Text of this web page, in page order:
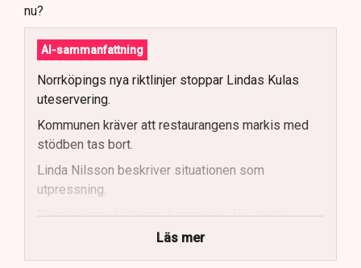
nu?
AI-sammanfattning
Norrköpings nya riktlinjer stoppar Lindas Kulas
uteservering.
Kommunen kräver att restaurangens markis med
stödben tas bort.
Linda Nilsson beskriver situationen som
utpressning.
Flera krögare kritiserar kommunen för otydlig
Kommunen vill skapa enhetliga regler för
Läs mer